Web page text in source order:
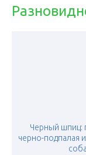
Черный шпиц:
черно-подпалая